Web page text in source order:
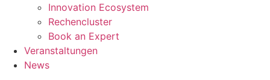
Innovation Ecosystem
Rechencluster​
Book an Expert
Veranstaltungen
News